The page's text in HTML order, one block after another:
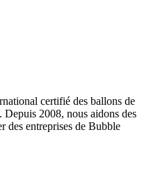
certifié des ballons de
Depuis 2008, nous aidons des
des entreprises de Bubble